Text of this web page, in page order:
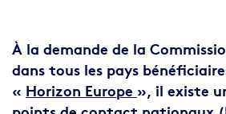
À la demande de la
dans tous les pays
« Horizon Europe », il existe